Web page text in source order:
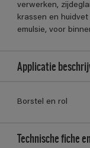
verwerken,
krassen en
emulsie, voor
Applicatie
Borstel en rol
Technische fiche